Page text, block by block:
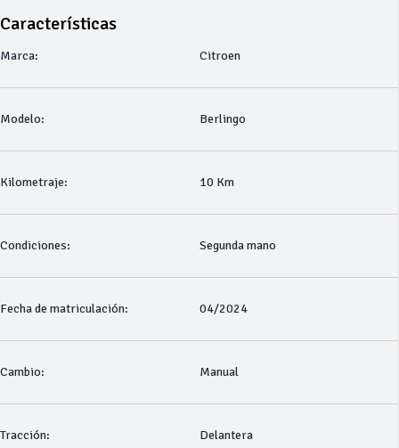
Características
Marca: Citroen
Modelo: Berlingo
Kilometraje: 10 Km
Condiciones: Segunda mano
Fecha de matriculación: 04/2024
Cambio: Manual
Tracción: Delantera